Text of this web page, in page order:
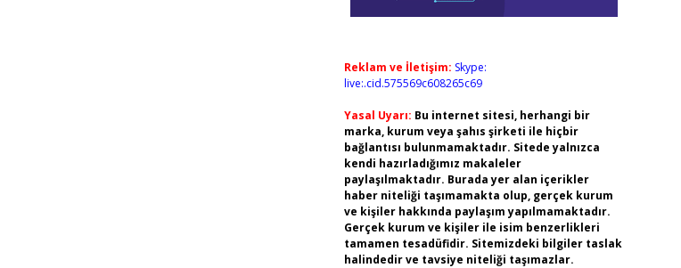
Reklam ve İletişim: Skype:
live:.cid.575569c608265c69
Yasal Uyarı: Bu internet sitesi, herhangi bir
marka, kurum veya şahıs şirketi ile hiçbir
bağlantısı bulunmamaktadır. Sitede yalnızca
kendi hazırladığımız makaleler
paylaşılmaktadır. Burada yer alan içerikler
haber niteliği taşımamakta olup, gerçek kurum
ve kişiler hakkında paylaşım yapılmamaktadır.
Gerçek kurum ve kişiler ile isim benzerlikleri
tamamen tesadüfidir. Sitemizdeki bilgiler taslak
halindedir ve tavsiye niteliği taşımazlar.